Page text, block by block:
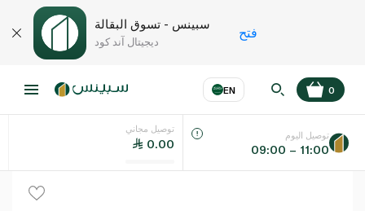
سبينس - تسوق البقالة
ديجيتال آند كود
فتح
EN
اللغة عر
0
توصيل مجاني
0.00
توصيل اليوم
09:00 – 11:00